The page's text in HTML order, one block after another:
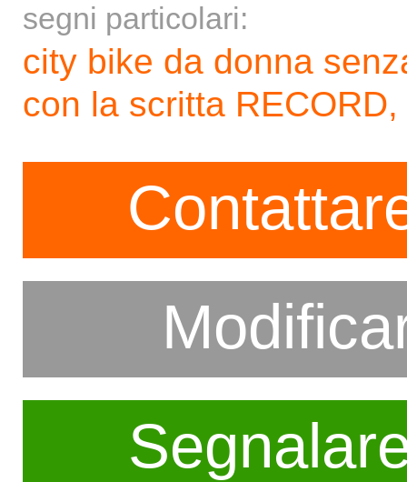
segni particolari:
city bike da donna
con la scritta